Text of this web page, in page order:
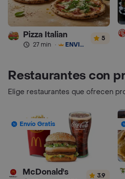
Pizza Italian
27 min · ENVÍO GRATIS
5
Restaurantes con
Elige restaurantes que ofrecen
Envío Gratis
McDonald's 3.9